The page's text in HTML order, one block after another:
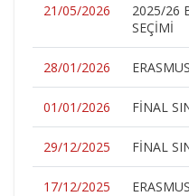
21/05/2026
2025/26
SEÇİMİ
28/01/2026
01/01/2026 FİNAL
29/12/2025 FİNAL
17/12/2025